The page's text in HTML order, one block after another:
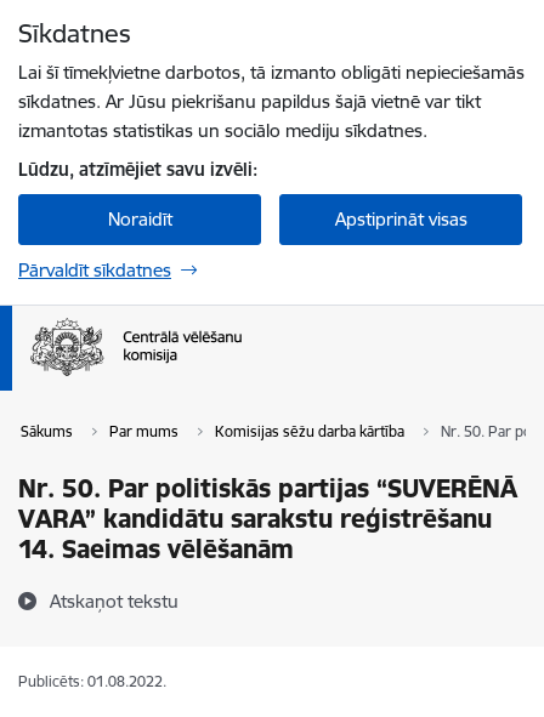
Sīkdatnes
Lai šī tīmekļvietne darbotos, tā izmanto obligāti nepieciešamās
sīkdatnes. Ar Jūsu piekrišanu papildus šajā vietnē var tikt
izmantotas statistikas un sociālo mediju sīkdatnes.
Lūdzu, atzīmējiet savu izvēli:
Noraidīt Apstiprināt visas
Pārvaldīt sīkdatnes
Sākums Par mums Komisijas sēžu darba kārtība Nr. 50. Par
Nr. 50. Par politiskās partijas “SUVERĒNĀ
VARA” kandidātu sarakstu reģistrēšanu
14. Saeimas vēlēšanām
Atskaņot tekstu
Publicēts: 01.08.2022.